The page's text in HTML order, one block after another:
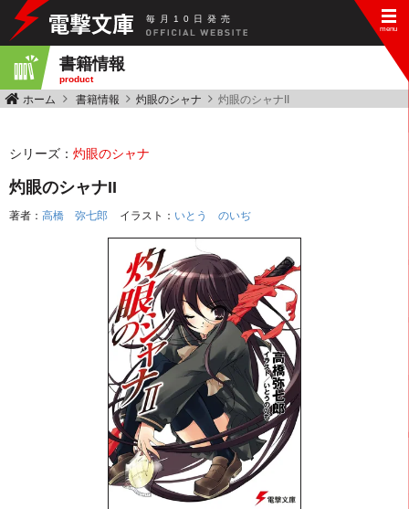
毎 月 10 日 発 売
書籍情報
product
ホーム 書籍情報 灼眼のシャナ 灼眼のシャナII
シリーズ： 灼眼のシャナ
灼眼のシャナII
著者： 高橋 弥七郎 イラスト： いとう のいぢ